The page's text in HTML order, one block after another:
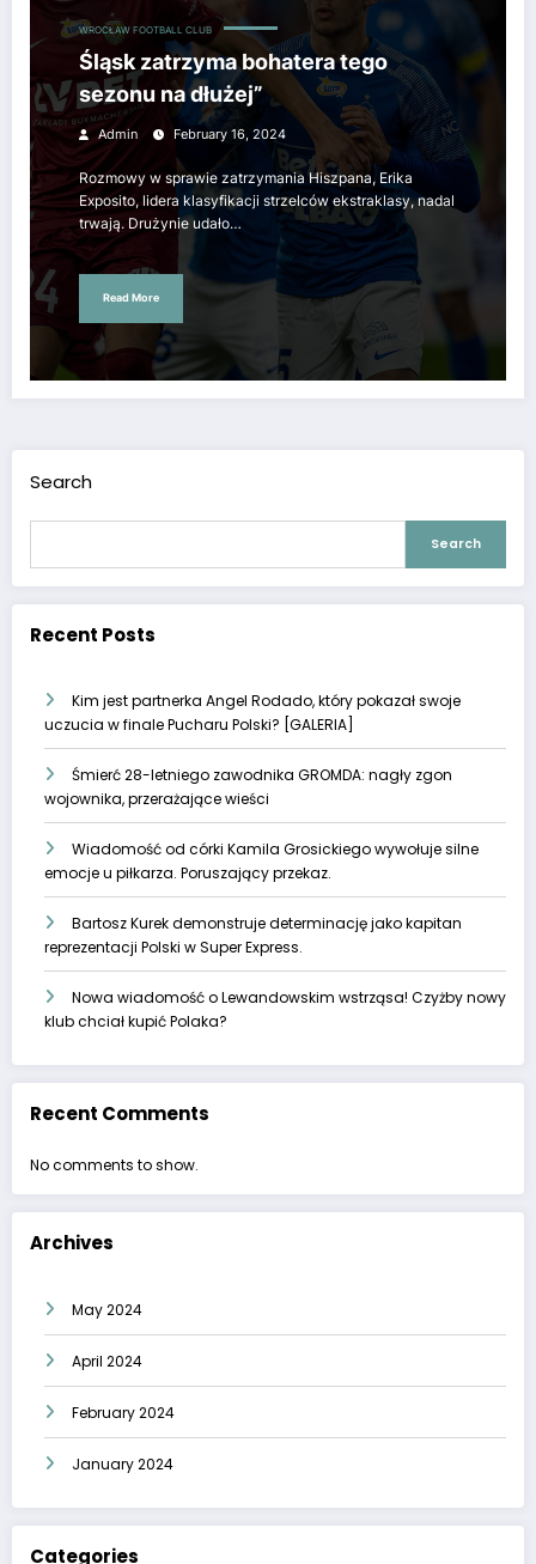
WROCŁAW FOOTBALL CLUB
Śląsk zatrzyma bohatera tego
sezonu na dłużej”
Admin February 16, 2024
Rozmowy w sprawie zatrzymania Hiszpana, Erika
Exposito, lidera klasyfikacji strzelców ekstraklasy, nadal
trwają. Drużynie udało…
Read More
Search
Search
Recent Posts
Kim jest partnerka Angel Rodado, który pokazał swoje
uczucia w finale Pucharu Polski? [GALERIA]
Śmierć 28-letniego zawodnika GROMDA: nagły zgon
wojownika, przerażające wieści
Wiadomość od córki Kamila Grosickiego wywołuje silne
emocje u piłkarza. Poruszający przekaz.
Bartosz Kurek demonstruje determinację jako kapitan
reprezentacji Polski w Super Express.
Nowa wiadomość o Lewandowskim wstrząsa! Czyżby nowy
klub chciał kupić Polaka?
Recent Comments
No comments to show.
Archives
May 2024
April 2024
February 2024
January 2024
Categories